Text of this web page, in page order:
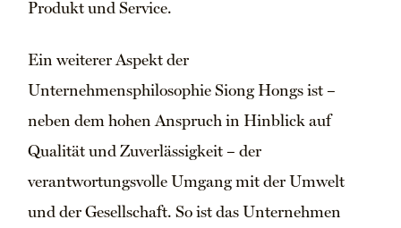
Produkt und Service.
Ein weiterer Aspekt der
Unternehmensphilosophie Siong Hongs ist –
neben dem hohen Anspruch in Hinblick auf
Qualität und Zuverlässigkeit – der
verantwortungsvolle Umgang mit der Umwelt
und der Gesellschaft. So ist das Unternehmen